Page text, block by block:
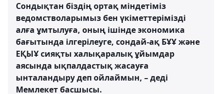
Сондықтан біздің ортақ міндетіміз
ведомстволарымыз бен үкіметтерімізді
алға ұмтылуға, оның ішінде экономика
бағытында ілгерілеуге, сондай-ақ БҰҰ және
ЕҚЫҰ сияқты халықаралық ұйымдар
аясында ықпалдастық жасауға
ынталандыру деп ойлаймын, – деді
Мемлекет басшысы.